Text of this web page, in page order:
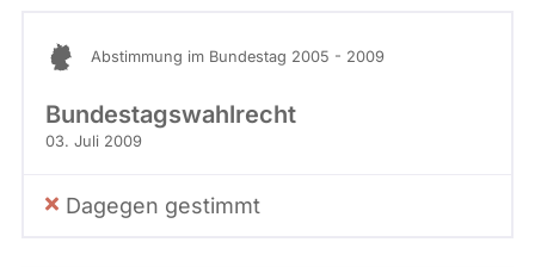
Abstimmung im Bundestag 2005 - 2009
Bundestagswahlrecht
03. Juli 2009
Dagegen gestimmt